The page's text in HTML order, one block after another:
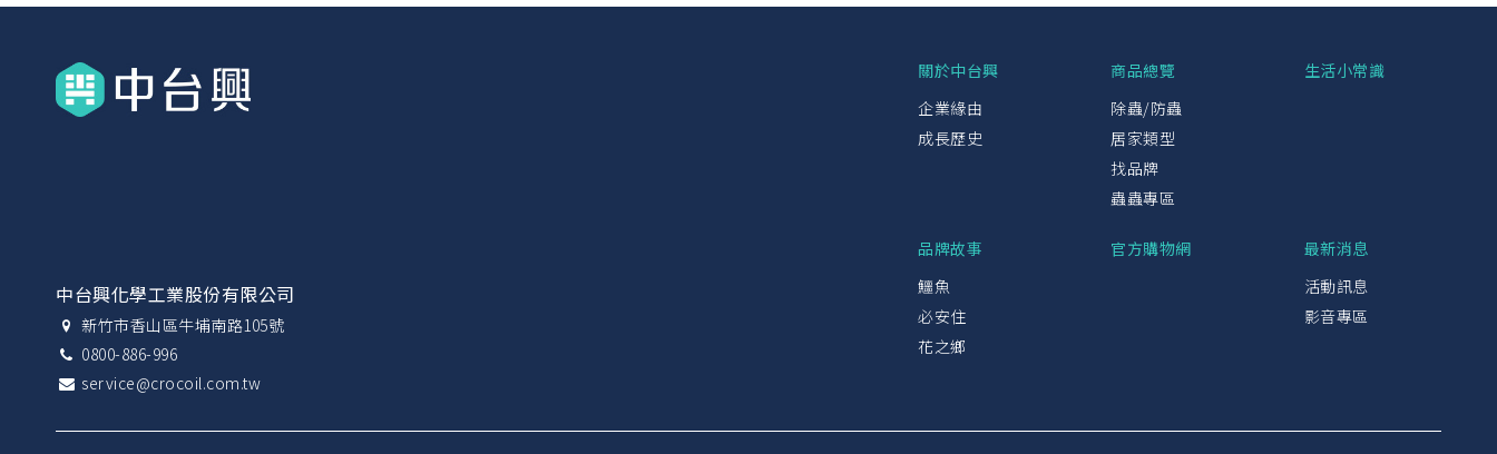
中台興化學工業股份有限公司
新竹市香山區牛埔南路105號
0800-886-996
service@crocoil.com.tw
關於中台興
企業緣由
成長歷史
商品總覽
除蟲/防蟲
居家類型
找品牌
蟲蟲專區
生活小常識
品牌故事
鱷魚
必安住
花之鄉
官方購物網
最新消息
活動訊息
影音專區